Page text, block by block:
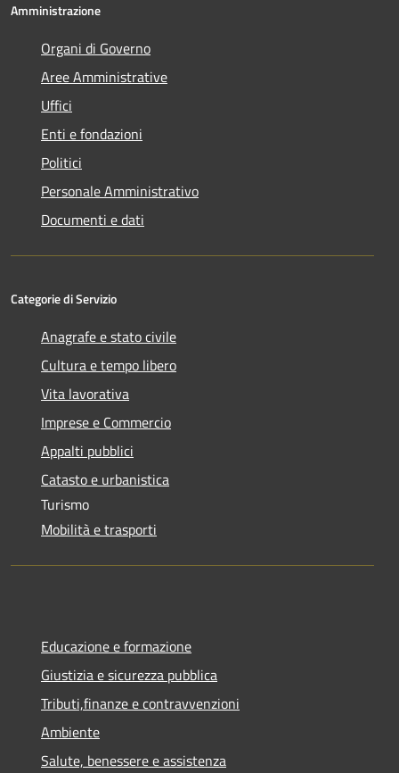
Amministrazione
Organi di Governo
Aree Amministrative
Uffici
Enti e fondazioni
Politici
Personale Amministrativo
Documenti e dati
Categorie di Servizio
Anagrafe e stato civile
Cultura e tempo libero
Vita lavorativa
Imprese e Commercio
Appalti pubblici
Catasto e urbanistica
Turismo
Mobilità e trasporti
Educazione e formazione
Giustizia e sicurezza pubblica
Tributi,finanze e contravvenzioni
Ambiente
Salute, benessere e assistenza